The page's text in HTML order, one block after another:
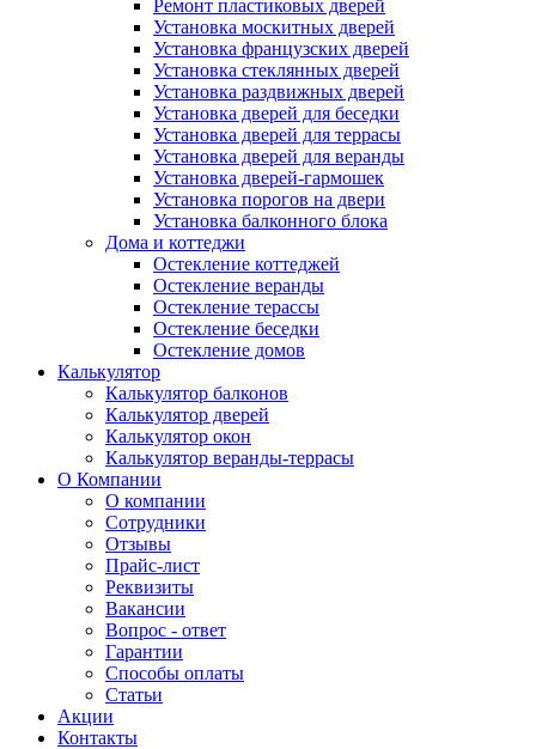
Ремонт пластиковых дверей
Установка москитных дверей
Установка французских дверей
Установка стеклянных дверей
Установка раздвижных дверей
Установка дверей для беседки
Установка дверей для террасы
Установка дверей для веранды
Установка дверей-гармошек
Установка порогов на двери
Установка балконного блока
Дома и коттеджи
Остекление коттеджей
Остекление веранды
Остекление терассы
Остекление беседки
Остекление домов
Калькулятор
Калькулятор балконов
Калькулятор дверей
Калькулятор окон
Калькулятор веранды-террасы
О Компании
О компании
Сотрудники
Отзывы
Прайс-лист
Реквизиты
Вакансии
Вопрос - ответ
Гарантии
Способы оплаты
Статьи
Акции
Контакты